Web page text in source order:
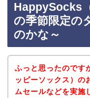
HappySocks
の季節限定の
のかな～
ふっと思ったので
ッピーソックス）の
ムセールなどを実施